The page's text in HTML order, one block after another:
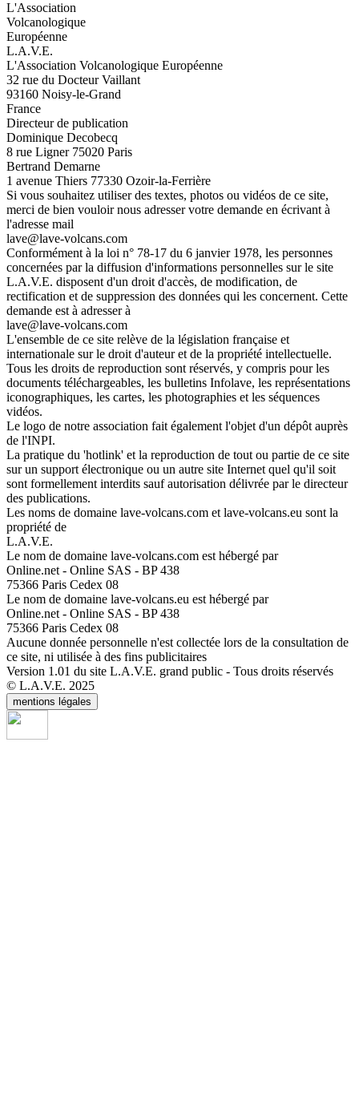
L'Association
Volcanologique
Européenne
L.A.V.E.
L'Association Volcanologique Européenne
32 rue du Docteur Vaillant
93160 Noisy-le-Grand
France
Directeur de publication
Dominique Decobecq
8 rue Ligner 75020 Paris
Bertrand Demarne
1 avenue Thiers 77330 Ozoir-la-Ferrière
Si vous souhaitez utiliser des textes, photos ou vidéos de ce site,
merci de bien vouloir nous adresser votre demande en écrivant à
l'adresse mail
lave@lave-volcans.com
Conformément à la loi n° 78-17 du 6 janvier 1978, les personnes
concernées par la diffusion d'informations personnelles sur le site
L.A.V.E. disposent d'un droit d'accès, de modification, de
rectification et de suppression des données qui les concernent. Cette
demande est à adresser à
lave@lave-volcans.com
L'ensemble de ce site relève de la législation française et
internationale sur le droit d'auteur et de la propriété intellectuelle.
Tous les droits de reproduction sont réservés, y compris pour les
documents téléchargeables, les bulletins Infolave, les représentations
iconographiques, les cartes, les photographies et les séquences
vidéos.
Le logo de notre association fait également l'objet d'un dépôt auprès
de l'INPI.
La pratique du 'hotlink' et la reproduction de tout ou partie de ce site
sur un support électronique ou un autre site Internet quel qu'il soit
sont formellement interdits sauf autorisation délivrée par le directeur
des publications.
Les noms de domaine lave-volcans.com et lave-volcans.eu sont la
propriété de
L.A.V.E.
Le nom de domaine lave-volcans.com est hébergé par
Online.net - Online SAS - BP 438
75366 Paris Cedex 08
Le nom de domaine lave-volcans.eu est hébergé par
Online.net - Online SAS - BP 438
75366 Paris Cedex 08
Aucune donnée personnelle n'est collectée lors de la consultation de
ce site, ni utilisée à des fins publicitaires
Version 1.01 du site L.A.V.E. grand public - Tous droits réservés
© L.A.V.E. 2025
mentions légales